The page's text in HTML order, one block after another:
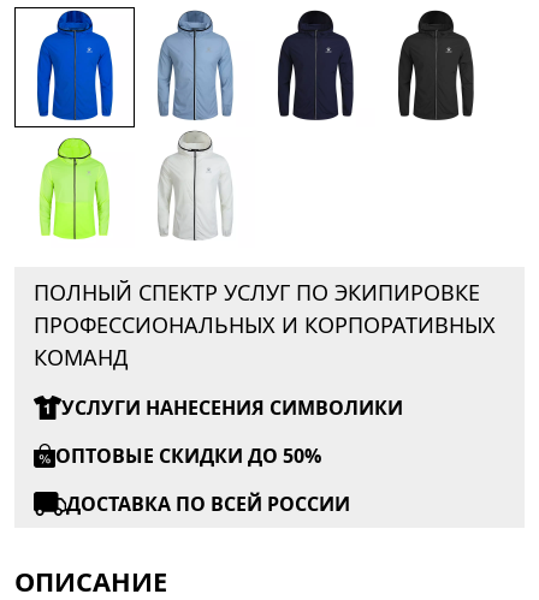
ПОЛНЫЙ СПЕКТР УСЛУГ ПО ЭКИПИРОВКЕ
ПРОФЕССИОНАЛЬНЫХ И КОРПОРАТИВНЫХ
КОМАНД
УСЛУГИ НАНЕСЕНИЯ СИМВОЛИКИ
ОПТОВЫЕ СКИДКИ ДО 50%
ДОСТАВКА ПО ВСЕЙ РОССИИ
ОПИСАНИЕ